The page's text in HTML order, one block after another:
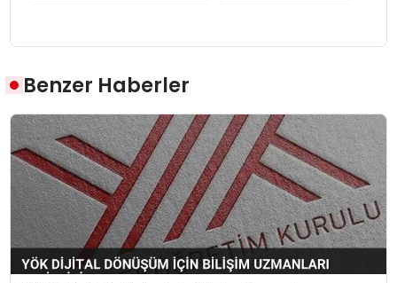
Benzer Haberler